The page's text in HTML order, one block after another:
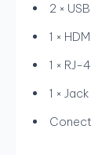
2 ×
1 ×
1 × RJ-
1 ×